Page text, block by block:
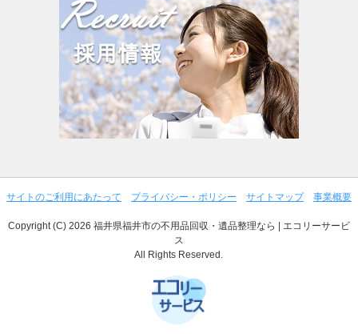
サイトのご利用にあたって プライバシー・ポリシー サイトマップ 事業概要
Copyright (C) 2026 福井県福井市の不用品回収・遺品整理なら | エコリーサービ
ス
All Rights Reserved.